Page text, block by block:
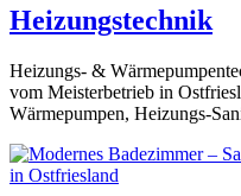
Heizungstechnik
Heizungs- &
vom Meisterbetrieb in
Wärmepumpen, Heizungs-